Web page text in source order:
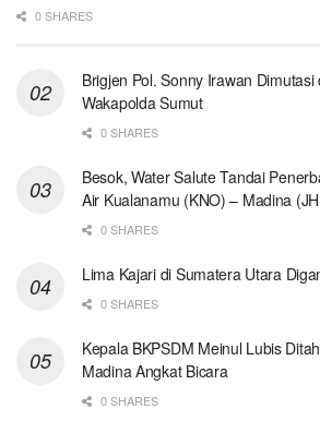
0 SHARES
Brigjen Pol. Sonny Irawan Dimutasi
Wakapolda Sumut
0 SHARES
Besok, Water Salute Tandai
Air Kualanamu (KNO) – Madina
0 SHARES
Lima Kajari di Sumatera Utara
0 SHARES
Kepala BKPSDM Meinul Lubis
Madina Angkat Bicara
0 SHARES